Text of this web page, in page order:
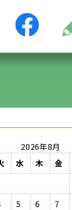
宅介護支援事業所
症デイサービス清
2026年8月
水 木 金
5 6 7